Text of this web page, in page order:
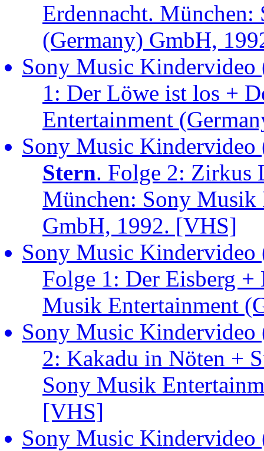
Erdennacht.
(Germany) GmbH,
Sony Music
1: Der Löwe ist los +
Entertainment
Sony Music
Stern. Folge 2: Zirkus
München: Sony Musik
GmbH, 1992. [VHS]
Sony Music
Folge 1: Der Eisberg +
Musik Entertainment
Sony Music
2: Kakadu in Nöten +
Sony Musik
[VHS]
Sony Music